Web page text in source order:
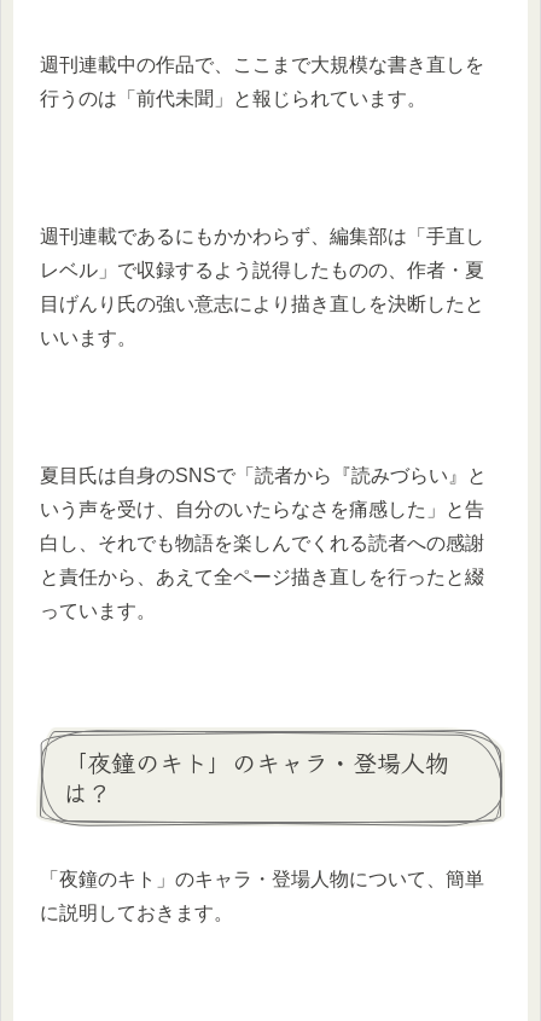
週刊連載中の作品で、ここまで大規模な書き直しを
行うのは「前代未聞」と報じられています。
週刊連載であるにもかかわらず、編集部は「手直し
レベル」で収録するよう説得したものの、作者・夏
目げんり氏の強い意志により描き直しを決断したと
いいます。
夏目氏は自身のSNSで「読者から『読みづらい』と
いう声を受け、自分のいたらなさを痛感した」と告
白し、それでも物語を楽しんでくれる読者への感謝
と責任から、あえて全ページ描き直しを行ったと綴
っています。
「夜鐘のキト」のキャラ・登場人物
は？
「夜鐘のキト」のキャラ・登場人物について、簡単
に説明しておきます。